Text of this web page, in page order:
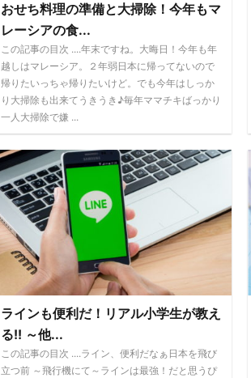
おせち料理の準備と大掃除！今年もマ
レーシアの食...
この記事の目次 ....年末ですね。大晦日！今年も年
越しはマレーシア。２年弱日本に帰ってないので
帰りたいっちゃ帰りたいけど。でも今年はしっか
り大掃除も出来てうきうき♪毎年ママチキばっかり
一人大掃除で嫌 ...
ラインも便利だ！リアル小学生が教え
る!! ～他...
この記事の目次 ....ライン、便利だなぁ日本を飛び
立つ前 ～飛行機にて～ラインは最強！だと思うぴ